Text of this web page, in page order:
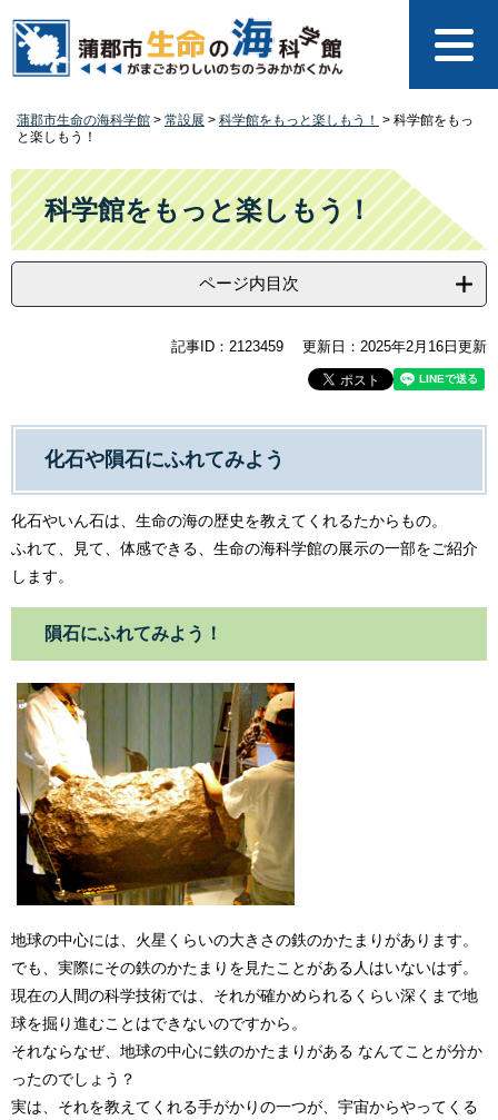
の
す
。
ー
し
て
本
文
へ
蒲郡市生命の海科学館 > 常設展 > 科学館をもっと楽しもう！ > 科学館をもっ
と楽しもう！
本
文
科学館をもっと楽しもう！
ページ内目次
記事ID：2123459 更新日：2025年2月16日更新
化石や隕石にふれてみよう
化石やいん石は、生命の海の歴史を教えてくれるたからもの。
ふれて、見て、体感できる、生命の海科学館の展示の一部をご紹介
します。
隕石にふれてみよう！
地球の中心には、火星くらいの大きさの鉄のかたまりがあります。
でも、実際にその鉄のかたまりを見たことがある人はいないはず。
現在の人間の科学技術では、それが確かめられるくらい深くまで地
球を掘り進むことはできないのですから。
それならなぜ、地球の中心に鉄のかたまりがある なんてことが分か
ったのでしょう？
実は、それを教えてくれる手がかりの一つが、宇宙からやってくる